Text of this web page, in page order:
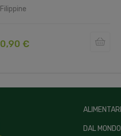
Filippine
0,90 €
ALIMENTARI
DAL MONDO